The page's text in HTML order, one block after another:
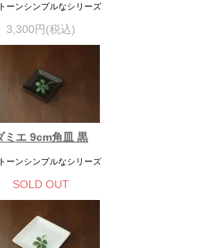
ーンシンプルなシリーズ
3,300円(税込)
ミエ 9cm角皿 黒
ーンシンプルなシリーズ
SOLD OUT